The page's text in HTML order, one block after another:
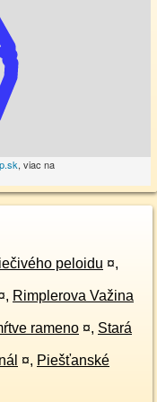
, viac na
peloidu ¤,
, Rimplerova Važina
rameno ¤, Stará
¤, Piešťanské